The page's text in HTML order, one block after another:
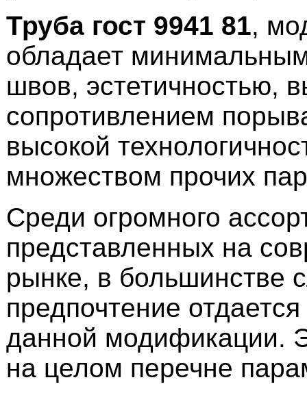
Труба гост 9941 81,
обладает
швов, эстетичностью,
сопротивлением
высокой
множеством прочих
Среди огромного
представленных на
рынке, в большинстве
предпочтение
данной модификации.
на целом перечне